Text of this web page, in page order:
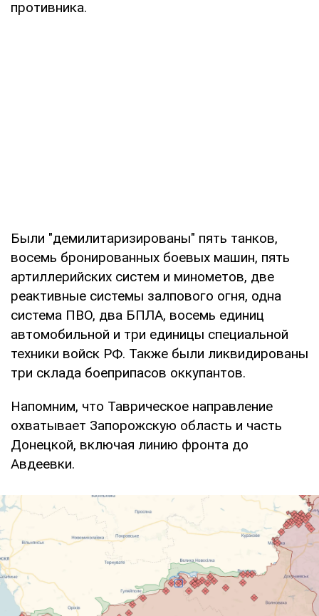
противника.
Были "демилитаризированы" пять танков,
восемь бронированных боевых машин, пять
артиллерийских систем и минометов, две
реактивные системы залпового огня, одна
система ПВО, два БПЛА, восемь единиц
автомобильной и три единицы специальной
техники войск РФ. Также были ликвидированы
три склада боеприпасов оккупантов.
Напомним, что Таврическое направление
охватывает Запорожскую область и часть
Донецкой, включая линию фронта до
Авдеевки.